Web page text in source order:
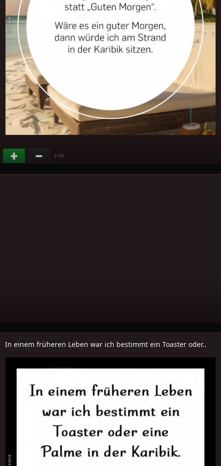
(+25)
In einem früheren Leben war ich bestimmt ein Toaster oder..